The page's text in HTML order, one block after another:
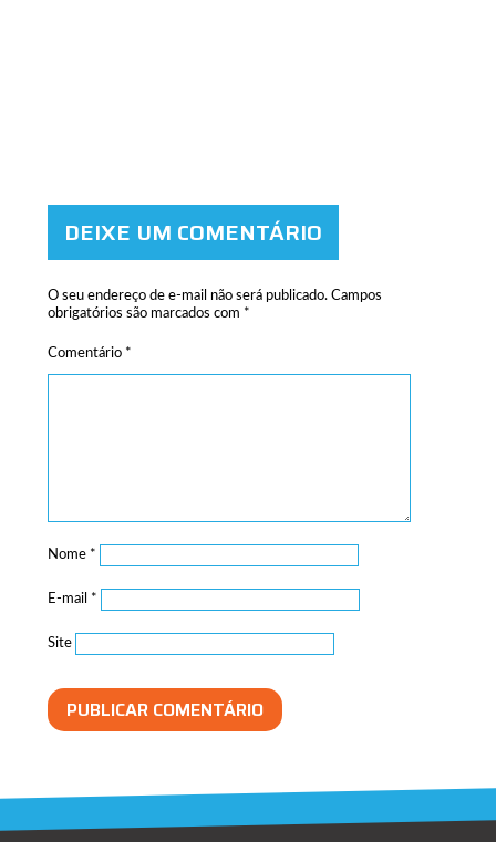
DEIXE UM COMENTÁRIO
O seu endereço de e-mail não será publicado. Campos
obrigatórios são marcados com *
Comentário *
Nome *
E-mail *
Site